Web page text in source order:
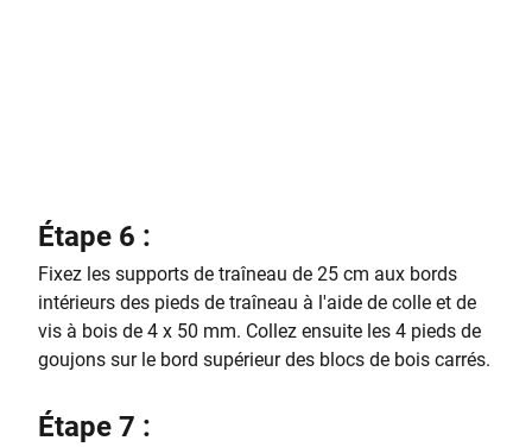
Étape 6 :
Fixez les supports de traîneau de 25 cm aux bords
intérieurs des pieds de traîneau à l'aide de colle et de
vis à bois de 4 x 50 mm. Collez ensuite les 4 pieds de
goujons sur le bord supérieur des blocs de bois carrés.
Étape 7 :